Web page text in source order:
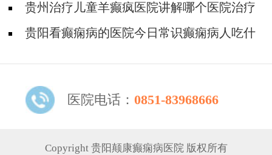
身体有什么危害?
贵州治疗儿童羊癫疯医院讲解哪个医院治疗
羊儿疯好?
贵阳看癫痫病的医院今日常识癫痫病人吃什
医院电话： 0851-83968666
Copyright 贵阳颠康癫痫病医院 版权所有